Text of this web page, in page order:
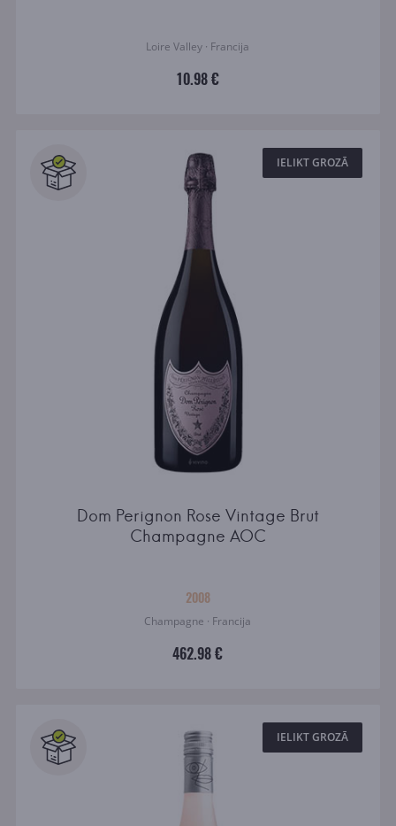
Loire Valley · Francija
10.98 €
IELIKT GROZĀ
Dom Perignon Rose Vintage Brut
Champagne AOC
2008
Champagne · Francija
462.98 €
IELIKT GROZĀ